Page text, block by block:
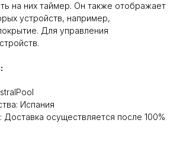
на них таймер. Он также отображает
устройств, например,
Для управления
Испания
Доставка осуществляется после 100%